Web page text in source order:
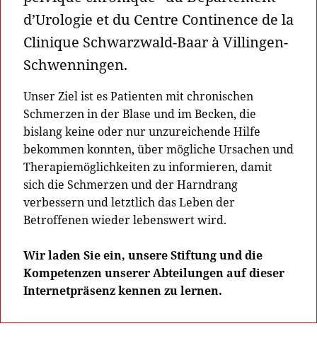
d’Urologie et du Centre Continence de la
Clinique Schwarzwald-Baar à Villingen-
Schwenningen.
Unser Ziel ist es Patienten mit chronischen
Schmerzen in der Blase und im Becken, die
bislang keine oder nur unzureichende Hilfe
bekommen konnten, über mögliche Ursachen und
Therapiemöglichkeiten zu informieren, damit
sich die Schmerzen und der Harndrang
verbessern und letztlich das Leben der
Betroffenen wieder lebenswert wird.
Wir laden Sie ein, unsere Stiftung und die
Kompetenzen unserer Abteilungen auf dieser
Internetpräsenz kennen zu lernen.